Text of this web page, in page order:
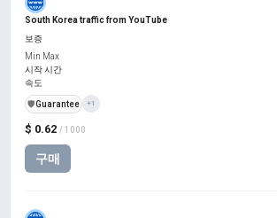
South Korea traffic from YouTube
$ 0.62 / 1000
구매
보증
Min Max
시작 시간
속도
️🛡️Guarantee +1